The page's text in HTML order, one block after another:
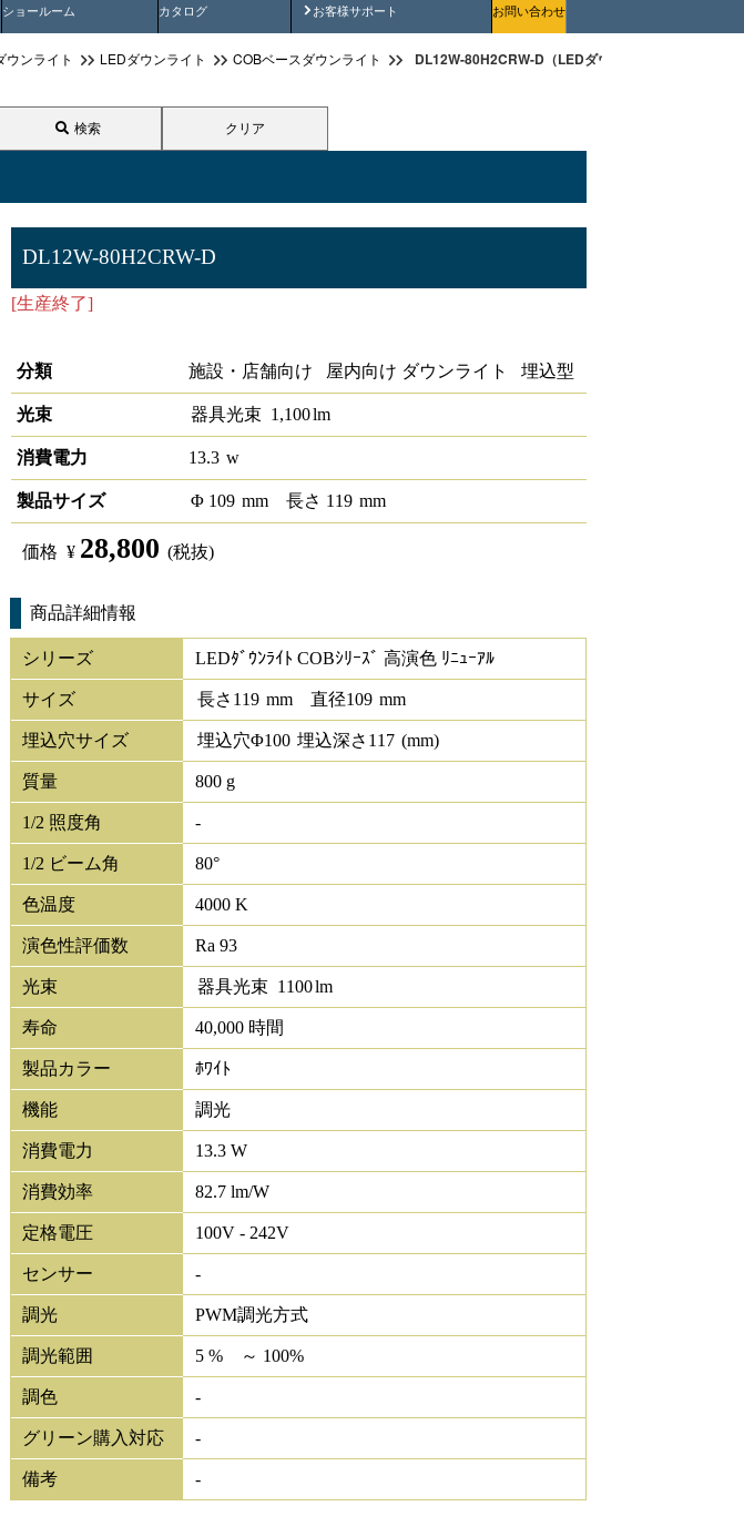
ショールーム カタログ お客様サポート
安全にご使用いただくためにお問い合わせ
ウンライト LEDダウンライト COBベースダウンライト DL12W-80H2CRW-D（LEDダウンライト高演色タイ
検索 クリア
DL12W-80H2CRW-D
[生産終了]
分類
施設・店舗向け 屋内向け ダウンライト 埋込型
光束 器具光束 1,100lm
消費電力 13.3 w
製品サイズ Φ 109 mm 長さ 119 mm
価格 ¥ 28,800 (税抜)
商品詳細情報
シリーズ LEDﾀﾞｳﾝﾗｲﾄ COBｼﾘｰｽﾞ 高演色 ﾘﾆｭｰｱﾙ
サイズ 長さ 119 mm 直径109 mm
埋込穴サイズ 埋込穴Φ100 埋込深さ 117 (mm)
質量 800 g
1/2 照度角 -
1/2 ビーム角 80°
色温度 4000 K
演色性評価数 Ra 93
光束 器具光束 1100lm
寿命 40,000 時間
製品カラー ﾎﾜｲﾄ
機能 調光
消費電力 13.3 W
消費効率 82.7 lm/W
定格電圧 100V - 242V
センサー -
調光 PWM調光方式
調光範囲 5 % ～ 100%
調色 -
グリーン購入対応 -
備考 -